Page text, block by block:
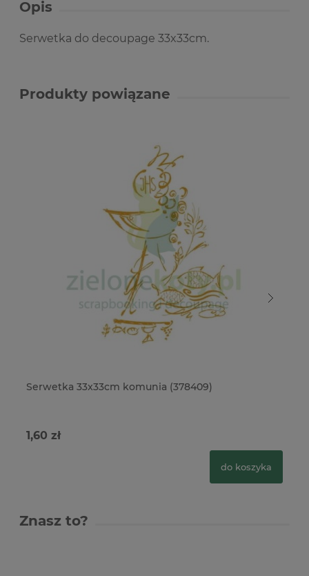
Opis
Serwetka do decoupage 33x33cm.
Produkty powiązane
Serwetka 33x33cm komunia (378409)
1,60 zł
do koszyka
Znasz to?